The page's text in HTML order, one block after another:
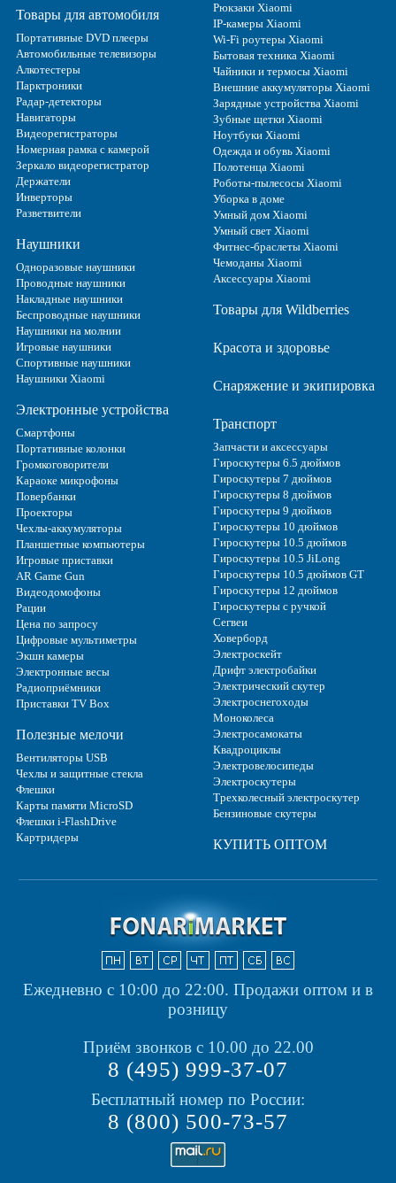
Товары для автомобиля
Портативные DVD плееры
Автомобильные телевизоры
Алкотестеры
Парктроники
Радар-детекторы
Навигаторы
Видеорегистраторы
Номерная рамка с камерой
Зеркало видеорегистратор
Держатели
Инверторы
Разветвители
Наушники
Одноразовые наушники
Проводные наушники
Накладные наушники
Беспроводные наушники
Наушники на молнии
Игровые наушники
Спортивные наушники
Наушники Xiaomi
Электронные устройства
Смартфоны
Портативные колонки
Громкоговорители
Караоке микрофоны
Повербанки
Проекторы
Чехлы-аккумуляторы
Планшетные компьютеры
Игровые приставки
AR Game Gun
Видеодомофоны
Рации
Цена по запросу
Цифровые мультиметры
Экшн камеры
Электронные весы
Радиоприёмники
Приставки TV Box
Полезные мелочи
Вентиляторы USB
Чехлы и защитные стекла
Флешки
Карты памяти MicroSD
Флешки i-FlashDrive
Картридеры
Рюкзаки Xiaomi
IP-камеры Xiaomi
Wi-Fi роутеры Xiaomi
Бытовая техника Xiaomi
Чайники и термосы Xiaomi
Внешние аккумуляторы Xiaomi
Зарядные устройства Xiaomi
Зубные щетки Xiaomi
Ноутбуки Xiaomi
Одежда и обувь Xiaomi
Полотенца Xiaomi
Роботы-пылесосы Xiaomi
Уборка в доме
Умный дом Xiaomi
Умный свет Xiaomi
Фитнес-браслеты Xiaomi
Чемоданы Xiaomi
Аксессуары Xiaomi
Товары для Wildberries
Красота и здоровье
Снаряжение и экипировка
Транспорт
Запчасти и аксессуары
Гироскутеры 6.5 дюймов
Гироскутеры 7 дюймов
Гироскутеры 8 дюймов
Гироскутеры 9 дюймов
Гироскутеры 10 дюймов
Гироскутеры 10.5 дюймов
Гироскутеры 10.5 JiLong
Гироскутеры 10.5 дюймов GT
Гироскутеры 12 дюймов
Гироскутеры с ручкой
Сегвеи
Ховерборд
Электроскейт
Дрифт электробайки
Электрический скутер
Электроснегоходы
Моноколеса
Электросамокаты
Квадроциклы
Электровелосипеды
Электроскутеры
Трехколесный электроскутер
Бензиновые скутеры
КУПИТЬ ОПТОМ
Ежедневно с 10:00 до 22:00. Продажи оптом и в
розницу
Приём звонков с 10.00 до 22.00
8 (495) 999-37-07
Бесплатный номер по России:
8 (800) 500-73-57